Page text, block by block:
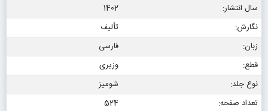
سال انتشار:
1402
نگارش:
تألیف
زبان:
فارسی
قطع:
وزیری
نوع جلد:
شومیز
تعداد صفحه:
524